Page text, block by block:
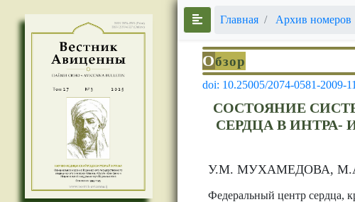
Главная Архив номеров
Обзор
doi: 10.25005/2074-0581-2009-
СОСТОЯНИЕ
СЕРДЦА В
У.М. МУХАМЕДОВА,
Федеральный центр сердца,